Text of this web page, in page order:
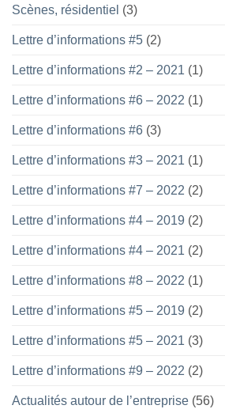
Scènes, résidentiel (3)
Lettre d’informations #5 (2)
Lettre d’informations #2 – 2021 (1)
Lettre d’informations #6 – 2022 (1)
Lettre d’informations #6 (3)
Lettre d’informations #3 – 2021 (1)
Lettre d’informations #7 – 2022 (2)
Lettre d’informations #4 – 2019 (2)
Lettre d’informations #4 – 2021 (2)
Lettre d’informations #8 – 2022 (1)
Lettre d’informations #5 – 2019 (2)
Lettre d’informations #5 – 2021 (3)
Lettre d’informations #9 – 2022 (2)
Actualités autour de l’entreprise (56)